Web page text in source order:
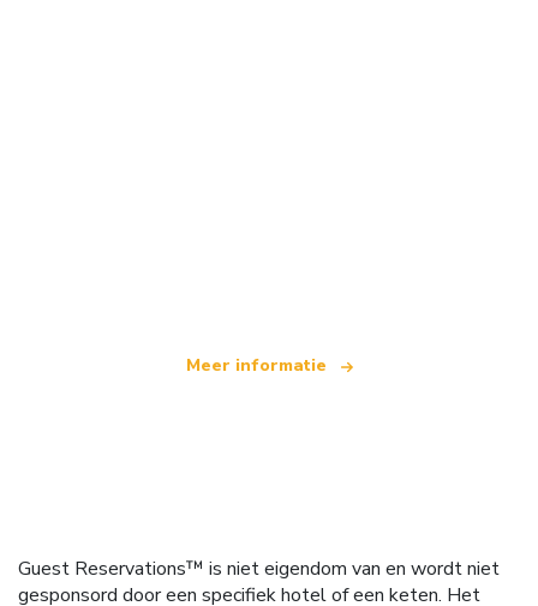
Meer informatie
Guest Reservations™ is niet eigendom van en wordt niet
gesponsord door een specifiek hotel of een keten. Het